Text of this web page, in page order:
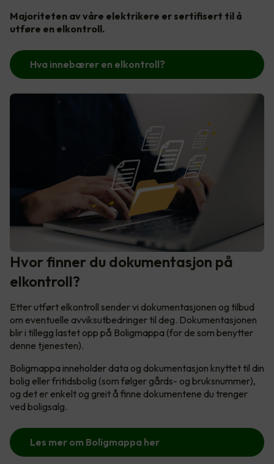
Majoriteten av våre elektrikere er sertifisert til å
utføre en elkontroll.
Hva innebærer en elkontroll?
Hvor finner du dokumentasjon på
elkontroll?
Etter utført elkontroll sender vi dokumentasjonen og tilbud
om eventuelle avviksutbedringer til deg. Dokumentasjonen
blir i tillegg lastet opp på Boligmappa (for de som benytter
denne tjenesten).
Boligmappa inneholder data og dokumentasjon knyttet til din
bolig eller fritidsbolig (som følger gårds- og bruksnummer),
og det er enkelt og greit å finne dokumentene du trenger
ved boligsalg.
Les mer om Boligmappa her